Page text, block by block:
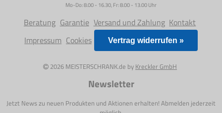
Mo-Do: 8.00 - 16.30, Fr: 8.00 - 13.00 Uhr
Beratung Garantie Versand und Zahlung Kontakt
Impressum Cookies Vertrag widerrufen »
2026 MEISTERSCHRANK.de by Kreckler GmbH
Newsletter
Jetzt News zu neuen Produkten und Aktionen erhalten! Abmelden jederzeit